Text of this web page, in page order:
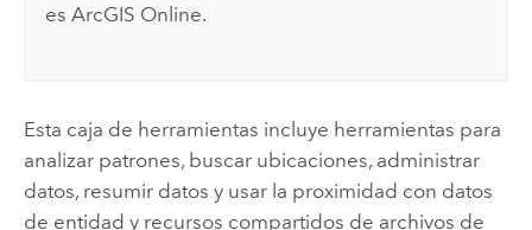
esArcGIS Online.
Esta caja de herramientas incluye herramientas para
analizar patrones, buscar ubicaciones, administrar
datos, resumir datos y usar la proximidad con datos
de entidad y recursos compartidos de archivos de